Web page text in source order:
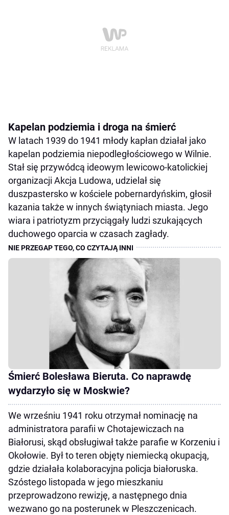
Kapelan podziemia i droga na śmierć
W latach 1939 do 1941 młody kapłan działał jako
kapelan podziemia niepodległościowego w Wilnie.
Stał się przywódcą ideowym lewicowo-katolickiej
organizacji Akcja Ludowa, udzielał się
duszpastersko w kościele pobernardyńskim, głosił
kazania także w innych świątyniach miasta. Jego
wiara i patriotyzm przyciągały ludzi szukających
duchowego oparcia w czasach zagłady.
Śmierć Bolesława Bieruta. Co naprawdę
wydarzyło się w Moskwie?
We wrześniu 1941 roku otrzymał nominację na
administratora parafii w Chotajewiczach na
Białorusi, skąd obsługiwał także parafie w Korzeniu i
Okołowie. Był to teren objęty niemiecką okupacją,
gdzie działała kolaboracyjna policja białoruska.
Szóstego listopada w jego mieszkaniu
przeprowadzono rewizję, a następnego dnia
wezwano go na posterunek w Pleszczenicach.